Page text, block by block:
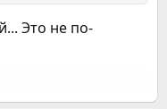
Это не по-